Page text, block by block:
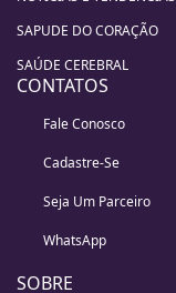
SAPUDE DO CORAÇÃO
SAÚDE CEREBRAL
CONTATOS
Fale Conosco
Cadastre-Se
Seja Um Parceiro
WhatsApp
SOBRE